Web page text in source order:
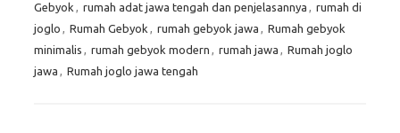
Gebyok , rumah adat jawa tengah dan penjelasannya , rumah di
joglo , Rumah Gebyok , rumah gebyok jawa , Rumah gebyok
minimalis , rumah gebyok modern , rumah jawa , Rumah joglo
jawa , Rumah joglo jawa tengah